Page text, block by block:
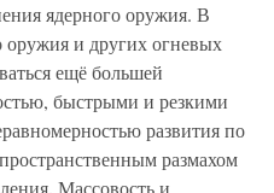
ядерного оружия. В
оружия и других огневых
ещё большей
быстрыми и резкими
развития по
размахом
Массовость и